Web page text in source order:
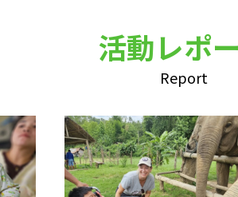
活動レポ
Report